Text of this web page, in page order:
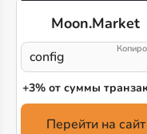
Moon.Market
config
+3% от суммы
Перейти на сайт